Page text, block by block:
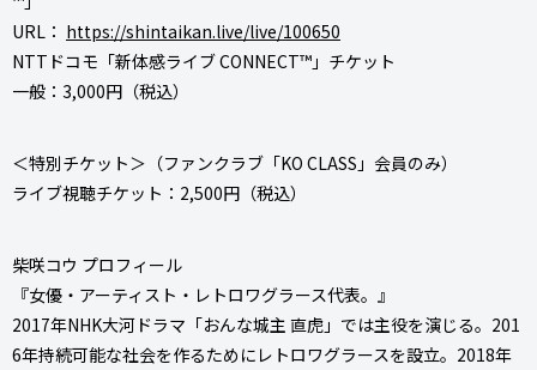
URL： https://shintaikan.live/live/100650
NTTドコモ「新体感ライブ CONNECT™️」チケット
一般：3,000円（税込）
＜特別チケット＞（ファンクラブ「KO CLASS」会員のみ）
ライブ視聴チケット：2,500円（税込）
柴咲コウ プロフィール
『女優・アーティスト・レトロワグラース代表。』
2017年NHK大河ドラマ「おんな城主 直虎」では主役を演じる。201
6年持続可能な社会を作るためにレトロワグラースを設立。2018年